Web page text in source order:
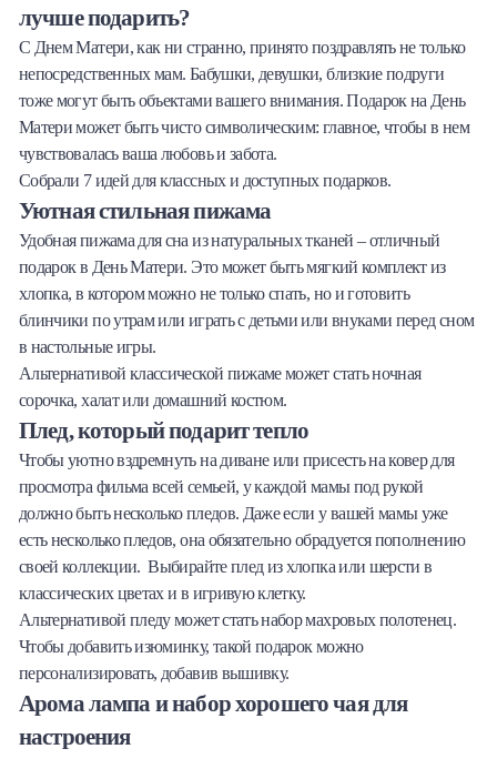
лучше подарить?
С Днем Матери, как ни странно, принято поздравлять не только
непосредственных мам. Бабушки, девушки, близкие подруги
тоже могут быть объектами вашего внимания. Подарок на День
Матери может быть чисто символическим: главное, чтобы в нем
чувствовалась ваша любовь и забота.
Собрали 7 идей для классных и доступных подарков.
Уютная стильная пижама
Удобная пижама для сна из натуральных тканей – отличный
подарок в День Матери. Это может быть мягкий комплект из
хлопка, в котором можно не только спать, но и готовить
блинчики по утрам или играть с детьми или внуками перед сном
в настольные игры.
Альтернативой классической пижаме может стать ночная
сорочка, халат или домашний костюм.
Плед, который подарит тепло
Чтобы уютно вздремнуть на диване или присесть на ковер для
просмотра фильма всей семьей, у каждой мамы под рукой
должно быть несколько пледов. Даже если у вашей мамы уже
есть несколько пледов, она обязательно обрадуется пополнению
своей коллекции. Выбирайте плед из хлопка или шерсти в
классических цветах и в игривую клетку.
Альтернативой пледу может стать набор махровых полотенец.
Чтобы добавить изюминку, такой подарок можно
персонализировать, добавив вышивку.
Арома лампа и набор хорошего чая для
настроения